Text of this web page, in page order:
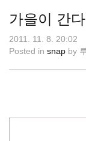
가을이 간
2011. 11. 8. 20:02
Posted in snap by